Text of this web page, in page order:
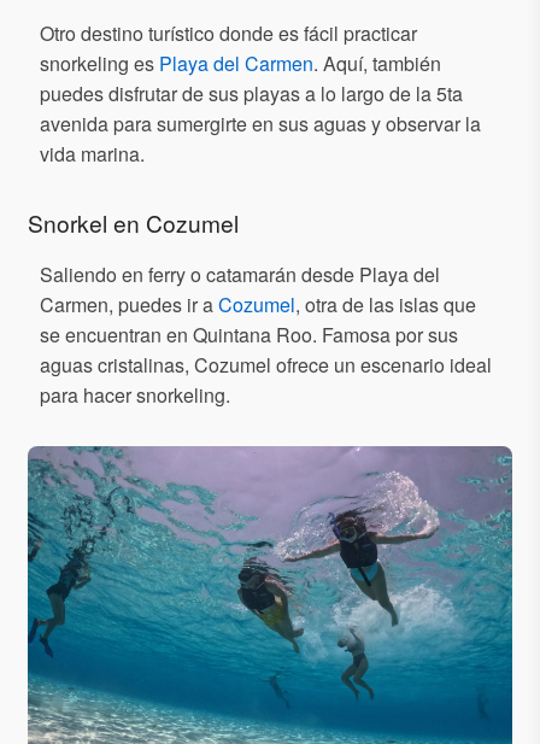
Otro destino turístico donde es fácil practicar
snorkeling es Playa del Carmen. Aquí, también
puedes disfrutar de sus playas a lo largo de la 5ta
avenida para sumergirte en sus aguas y observar la
vida marina.
Snorkel en Cozumel
Saliendo en ferry o catamarán desde Playa del
Carmen, puedes ir aCozumel, otra de las islas que
se encuentran en Quintana Roo. Famosa por sus
aguas cristalinas, Cozumel ofrece un escenario ideal
para hacer snorkeling.